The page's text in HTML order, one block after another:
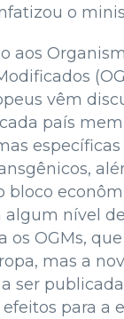
o
aos
vêm
país
específicas
bloco
algum nível de
os OGMs,
mas a
ser
para a